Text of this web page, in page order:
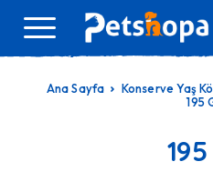
Ana Sayfa
Konserve Yaş
195